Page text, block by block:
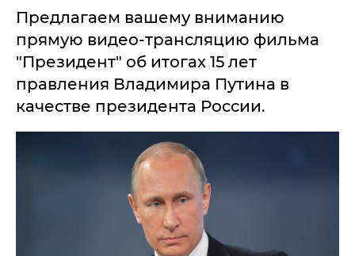
Предлагаем вашему вниманию
прямую видео-трансляцию фильма
"Президент" об итогах 15 лет
правления Владимира Путина в
качестве президента России.